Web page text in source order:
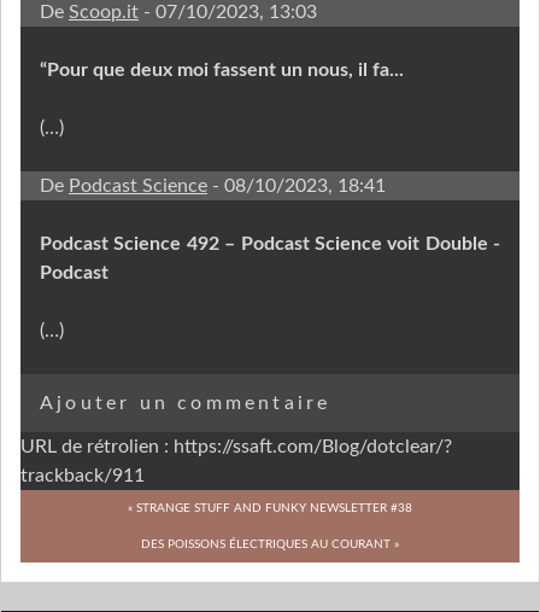
De Scoop.it - 07/10/2023, 13:03
“Pour que deux moi fassent un nous, il fa...
(…)
De Podcast Science - 08/10/2023, 18:41
Podcast Science 492 – Podcast Science voit Double -
Podcast
(…)
Ajouter un commentaire
URL de rétrolien : https://ssaft.com/Blog/dotclear/?
trackback/911
« STRANGE STUFF AND FUNKY NEWSLETTER #38
DES POISSONS ÉLECTRIQUES AU COURANT »